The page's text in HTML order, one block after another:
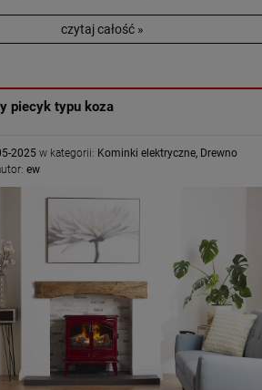
czytaj całość »
piecyk typu koza
2025w kategorii: Kominki elektryczne, Drewno
ew